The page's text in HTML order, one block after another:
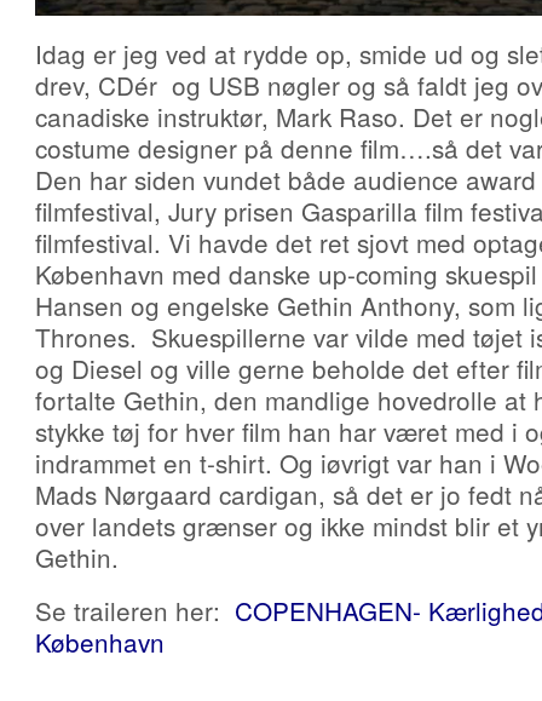
Idag er jeg ved at rydde op, smide ud og
drev, CDér og USB nøgler og så faldt jeg
canadiske instruktør, Mark Raso. Det er
costume designer på denne film….så det
Den har siden vundet både audience
filmfestival, Jury prisen Gasparilla film
filmfestival. Vi havde det ret sjovt med
København med danske up-coming
Hansen og engelske Gethin Anthony, som
Thrones. Skuespillerne var vilde med tøjet
og Diesel og ville gerne beholde det efter
fortalte Gethin, den mandlige hovedrolle at
stykke tøj for hver film han har været med i
indrammet en t-shirt. Og iøvrigt var han i
Mads Nørgaard cardigan, så det er jo fedt
over landets grænser og ikke mindst blir et
Gethin.
Se traileren her: COPENHAGEN-
København